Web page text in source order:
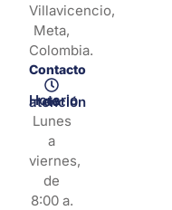
Villavicencio,
Meta,
Colombia.
Contacto
Horario de atención
Lunes
a
viernes,
de
8:00 a.